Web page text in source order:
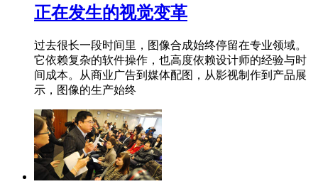
正在发生的视觉变革
过去很长一段时间里，图像合成始终停留在专业领域。
它依赖复杂的软件操作，也高度依赖设计师的经验与时
间成本。从商业广告到媒体配图，从影视制作到产品展
示，图像的生产始终